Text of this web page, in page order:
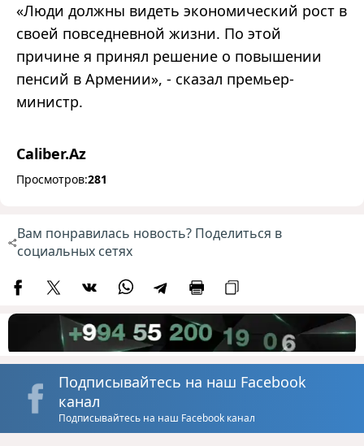
«Люди должны видеть экономический рост в
своей повседневной жизни. По этой
причине я принял решение о повышении
пенсий в Армении», - сказал премьер-
министр.
Caliber.Az
Просмотров:281
Вам понравилась новость? Поделиться в
социальных сетях
Подписывайтесь на наш Facebook
канал
Подписывайтесь на наш Facebook канал